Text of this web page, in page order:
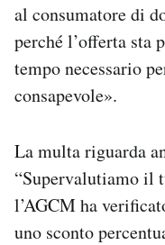
al consumatore di
perché l’offerta sta
tempo necessario
consapevole».
La multa riguarda
“Supervalutiamo il
l’AGCM ha
uno sconto